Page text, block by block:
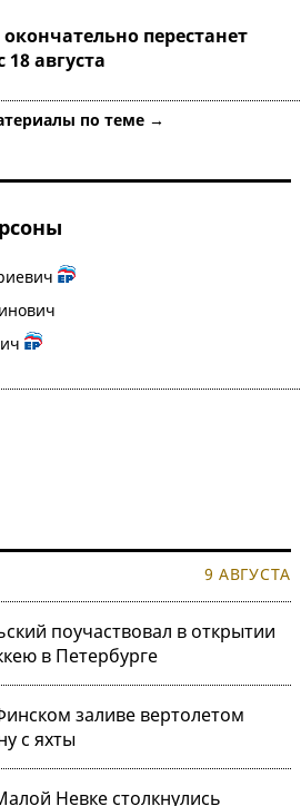
перестанет
августа
по теме →
9 АВГУСТА
поучаствовал в открытии
в Петербурге
заливе вертолетом
с яхты
Невке столкнулись